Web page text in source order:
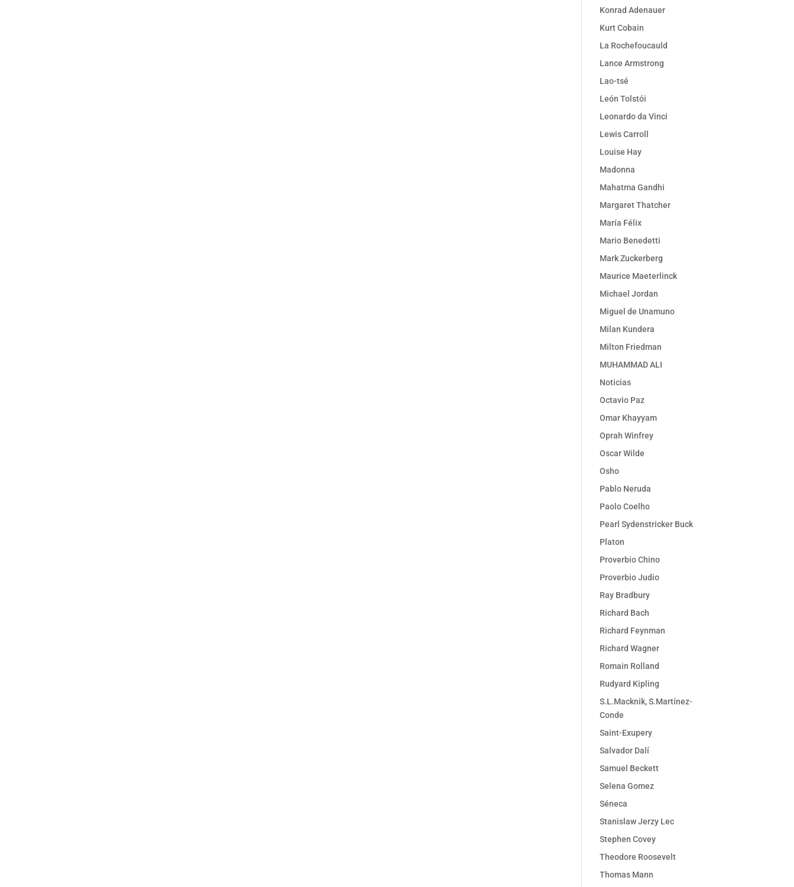
Konrad Adenauer
Kurt Cobain
La Rochefoucauld
Lance Armstrong
Lao-tsé
León Tolstói
Leonardo da Vinci
Lewis Carroll
Louise Hay
Madonna
Mahatma Gandhi
Margaret Thatcher
María Félix
Mario Benedetti
Mark Zuckerberg
Maurice Maeterlinck
Michael Jordan
Miguel de Unamuno
Milan Kundera
Milton Friedman
MUHAMMAD ALI
Noticias
Octavio Paz
Omar Khayyam
Oprah Winfrey
Oscar Wilde
Osho
Pablo Neruda
Paolo Coelho
Pearl Sydenstricker Buck
Platon
Proverbio Chino
Proverbio Judio
Ray Bradbury
Richard Bach
Richard Feynman
Richard Wagner
Romain Rolland
Rudyard Kipling
S.L.Macknik, S.Martínez-
Conde
Saint-Exupery
Salvador Dalí
Samuel Beckett
Selena Gomez
Séneca
Stanislaw Jerzy Lec
Stephen Covey
Theodore Roosevelt
Thomas Mann